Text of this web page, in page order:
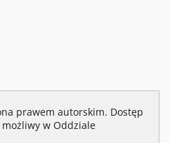
prawem autorskim. Dostęp
w Oddziale